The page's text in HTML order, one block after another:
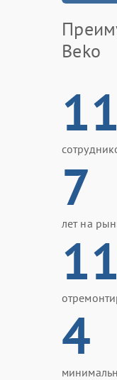
Beko
11
7
лет на
4